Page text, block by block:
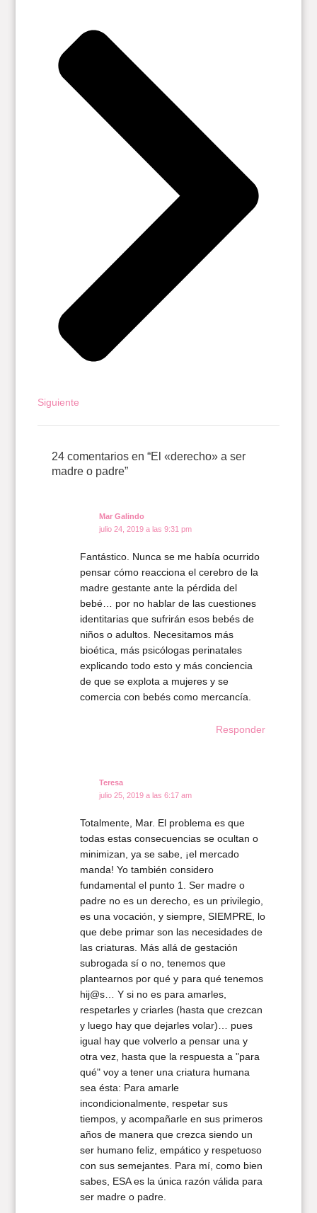
Siguiente
24 comentarios en “El «derecho» a ser
madre o padre”
Mar Galindo
julio 24, 2019 a las 9:31 pm
Fantástico. Nunca se me había ocurrido
pensar cómo reacciona el cerebro de la
madre gestante ante la pérdida del
bebé… por no hablar de las cuestiones
identitarias que sufrirán esos bebés de
niños o adultos. Necesitamos más
bioética, más psicólogas perinatales
explicando todo esto y más conciencia
de que se explota a mujeres y se
comercia con bebés como mercancía.
Responder
Teresa
julio 25, 2019 a las 6:17 am
Totalmente, Mar. El problema es que
todas estas consecuencias se ocultan o
minimizan, ya se sabe, ¡el mercado
manda! Yo también considero
fundamental el punto 1. Ser madre o
padre no es un derecho, es un privilegio,
es una vocación, y siempre, SIEMPRE, lo
que debe primar son las necesidades de
las criaturas. Más allá de gestación
subrogada sí o no, tenemos que
plantearnos por qué y para qué tenemos
hij@s… Y si no es para amarles,
respetarles y criarles (hasta que crezcan
y luego hay que dejarles volar)… pues
igual hay que volverlo a pensar una y
otra vez, hasta que la respuesta a "para
qué" voy a tener una criatura humana
sea ésta: Para amarle
incondicionalmente, respetar sus
tiempos, y acompañarle en sus primeros
años de manera que crezca siendo un
ser humano feliz, empático y respetuoso
con sus semejantes. Para mí, como bien
sabes, ESA es la única razón válida para
ser madre o padre.